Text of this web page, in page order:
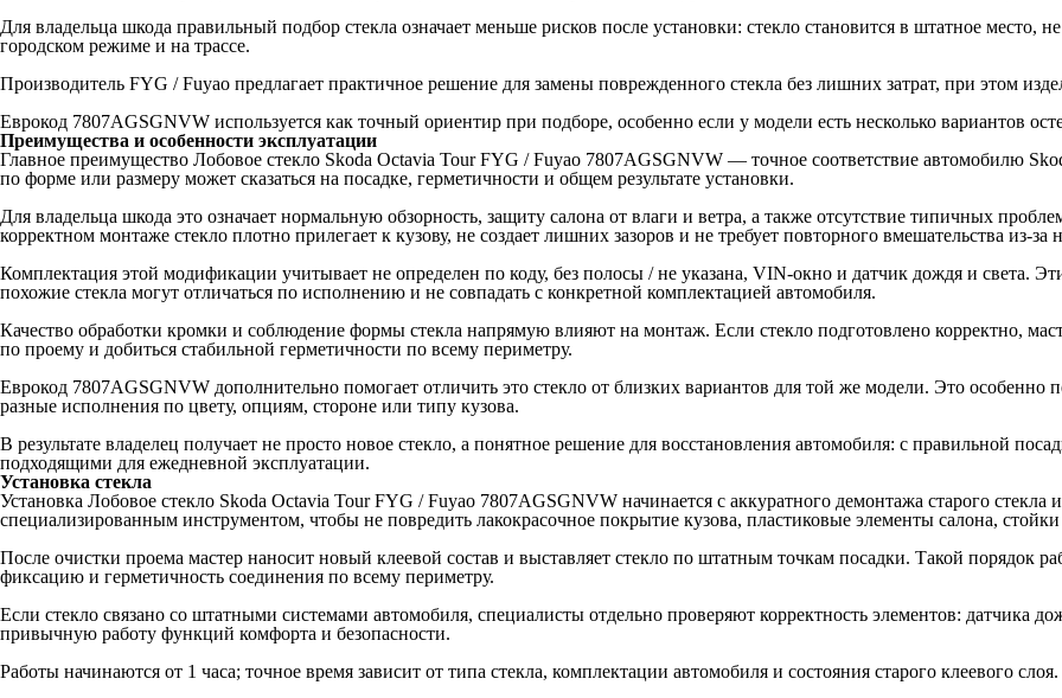
Для владельца шкода правильный подбор стекла означает меньше рисков после установки: стекло становится в штатное место,
городском режиме и на трассе.
Производитель FYG / Fuyao предлагает практичное решение для замены поврежденного стекла без лишних затрат, при этом
Еврокод 7807AGSGNVW используется как точный ориентир при подборе, особенно если у модели есть несколько вариантов
Преимущества и особенности эксплуатации
Главное преимущество Лобовое стекло Skoda Octavia Tour FYG / Fuyao 7807AGSGNVW — точное соответствие автомобилю
по форме или размеру может сказаться на посадке, герметичности и общем результате установки.
Для владельца шкода это означает нормальную обзорность, защиту салона от влаги и ветра, а также отсутствие типичных
корректном монтаже стекло плотно прилегает к кузову, не создает лишних зазоров и не требует повторного вмешательства из-за
Комплектация этой модификации учитывает не определен по коду, без полосы / не указана, VIN-окно и датчик дождя и света.
похожие стекла могут отличаться по исполнению и не совпадать с конкретной комплектацией автомобиля.
Качество обработки кромки и соблюдение формы стекла напрямую влияют на монтаж. Если стекло подготовлено корректно,
по проему и добиться стабильной герметичности по всему периметру.
Еврокод 7807AGSGNVW дополнительно помогает отличить это стекло от близких вариантов для той же модели. Это особенно
разные исполнения по цвету, опциям, стороне или типу кузова.
В результате владелец получает не просто новое стекло, а понятное решение для восстановления автомобиля: с правильной
подходящими для ежедневной эксплуатации.
Установка стекла
Установка Лобовое стекло Skoda Octavia Tour FYG / Fuyao 7807AGSGNVW начинается с аккуратного демонтажа старого стекла
специализированным инструментом, чтобы не повредить лакокрасочное покрытие кузова, пластиковые элементы салона,
После очистки проема мастер наносит новый клеевой состав и выставляет стекло по штатным точкам посадки. Такой порядок
фиксацию и герметичность соединения по всему периметру.
Если стекло связано со штатными системами автомобиля, специалисты отдельно проверяют корректность элементов: датчика
привычную работу функций комфорта и безопасности.
Работы начинаются от 1 часа; точное время зависит от типа стекла, комплектации автомобиля и состояния старого клеевого слоя.